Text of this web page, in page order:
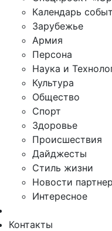
Календарь
Зарубежье
Армия
Персона
Наука и
Культура
Общество
Спорт
Здоровье
Происшествия
Дайджесты
Стиль жизни
Новости
Интересное
Контакты